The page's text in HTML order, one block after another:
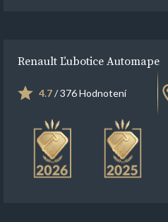
Renault Ľubotice Automape
4.7/ 376 Hodnotení